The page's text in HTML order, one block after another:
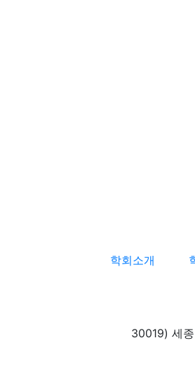
학회소개
30019) 세